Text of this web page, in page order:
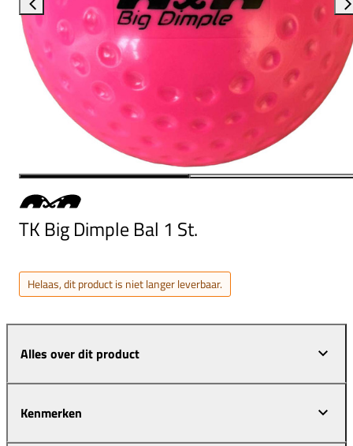
TK Big Dimple Bal 1 St.
Helaas, dit product is niet langer leverbaar.
Alles over dit product
Kenmerken